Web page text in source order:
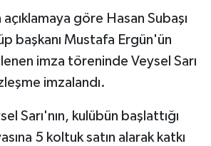
göre Hasan Subaşı
başkanı Mustafa Ergün'ün
imza töreninde Veysel Sarı
imzalandı.
Sarı'nın, kulübün başlattığı
5 koltuk satın alarak katkı